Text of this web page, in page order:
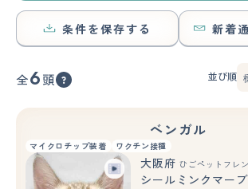
条件を保存する 新着
全6 頭 並び順
ベンガル
マイクロチップ装着 ワクチン接種
大阪府
シールミンクマー